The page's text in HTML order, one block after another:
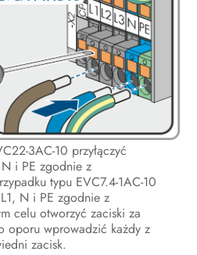
3AC-10 przyłączyć
i PE zgodnie z
typu EVC7.4-1AC-10
N i PE zgodnie z
celu otworzyć zaciski za
oporu wprowadzić każdy z
zacisk.